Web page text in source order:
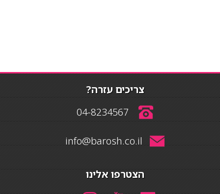
צריכים עזרה?
04-8234567
info@barosh.co.il
הצטרפו אלינו